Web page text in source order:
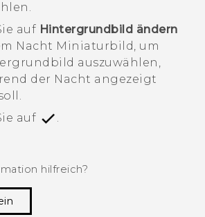
auf Hintergrundbild ändern
Nacht Miniaturbild, um
auszuwählen,
der Nacht angezeigt
auf
.
hilfreich?